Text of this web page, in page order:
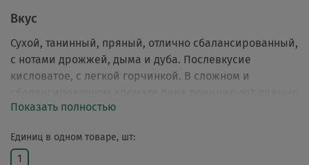
Единиц в одном товаре, шт:
1
Вкус
Сухой, танинный, пряный, отлично сбалансированный,
с нотами дрожжей, дыма и дуба. Послевкусие
кисловатое, с легкой горчинкой. В сложном и
и дымные тона. Выдержка в особой бочке наделила
Показать полностью